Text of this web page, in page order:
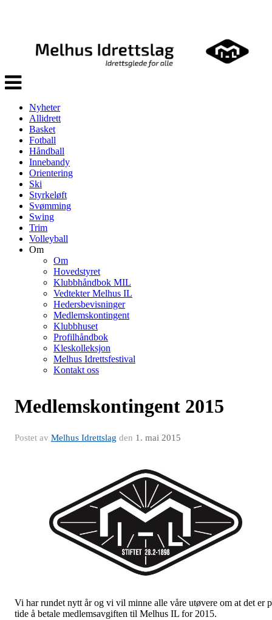
Veksle
navigasjon
Nyheter
Allidrett
Basket
Fotball
Håndball
Innebandy
Orientering
Ski
Styrkeløft
Svømming
Swing
Trim
Volleyball
Om
Om
Hovedstyret
Klubbhåndbok MIL
Vedtekter Melhus IL
Hedersbevisninger
Medlemskontingent
Klubbhuset
Profilhåndbok
Kleskolleksjon
Melhus Idrettsfestival
Kontakt oss
Medlemskontingent 2015
Postet av Melhus Idrettslag den 1. mai 2015
Vi har rundet nytt år og vi vil minne alle våre utøvere om at det er
tide å betale medlemsavgiften til Melhus IL for 2015.